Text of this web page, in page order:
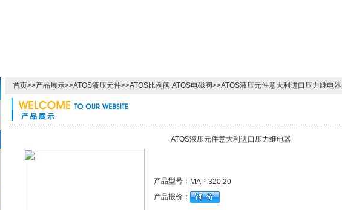
首页>>产品展示>>ATOS液压元件>>ATOS比例阀,ATOS电磁阀>>ATOS液压元件意大利进口压力继电器
ATOS液压元件意大利进口压力继电器
产品型号： MAP-320 20
产品报价：